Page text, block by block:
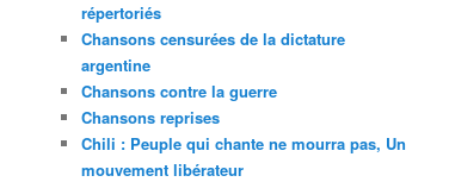
répertoriés
Chansons censurées de la dictature
argentine
Chansons contre la guerre
Chansons reprises
Chili : Peuple qui chante ne mourra pas, Un
mouvement libérateur